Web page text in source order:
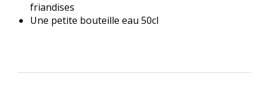
friandises
Une petite bouteille eau 50cl